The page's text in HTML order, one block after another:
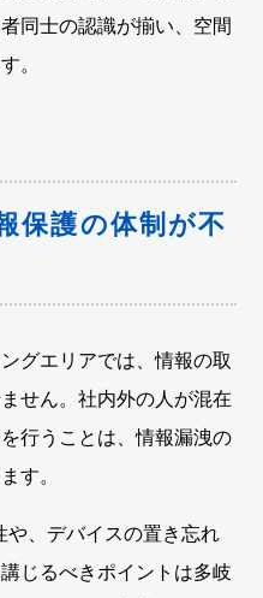
同士の認識が揃い、空間
。
保護の体制が不
グエリアでは、情報の取
せん。社内外の人が混在
行うことは、情報漏洩の
す。
や、デバイスの置き忘れ
じるべきポイントは多岐